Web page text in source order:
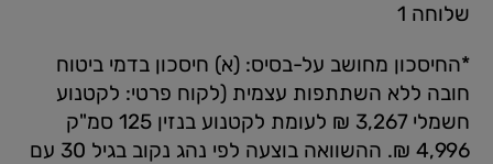
שלוחה 1
*החיסכון מחושב על-בסיס: (א) חיסכון בדמי ביטוח
חובה ללא השתתפות עצמית (לקוח פרטי: לקטנוע
חשמלי 3,267 ₪ לעומת לקטנוע בנזין 125 סמ"ק
4,996 ₪. ההשוואה בוצעה לפי נהג נקוב בגיל 30 עם